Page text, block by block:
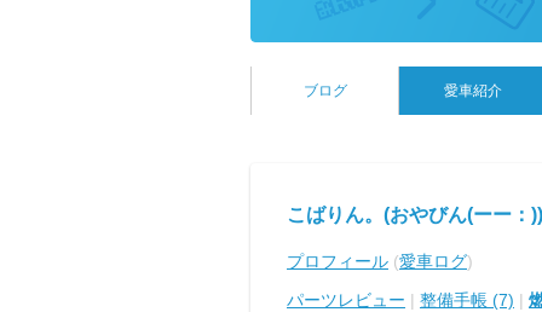
ブログ 愛車紹介
こばりん。(おやびん(ーー：
プロフィール (愛車ログ)
パーツレビュー | 整備手帳 (7) |